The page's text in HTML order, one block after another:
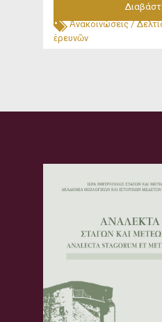
Ἀνακοινώσεις/
ἐρευνῶν